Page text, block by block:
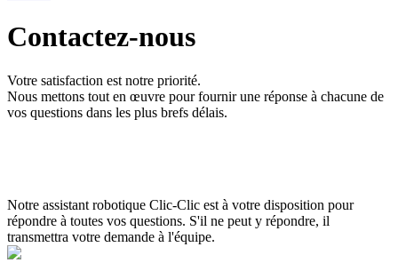
Contactez-nous
Votre satisfaction est notre priorité.
Nous mettons tout en œuvre pour fournir une réponse à chacune de
vos questions dans les plus brefs délais.
Notre assistant robotique Clic-Clic est à votre disposition pour
répondre à toutes vos questions. S'il ne peut y répondre, il
transmettra votre demande à l'équipe.